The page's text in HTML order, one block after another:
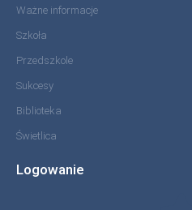
Ważne informacje
Szkoła
Przedszkole
Sukcesy
Biblioteka
Świetlica
Logowanie